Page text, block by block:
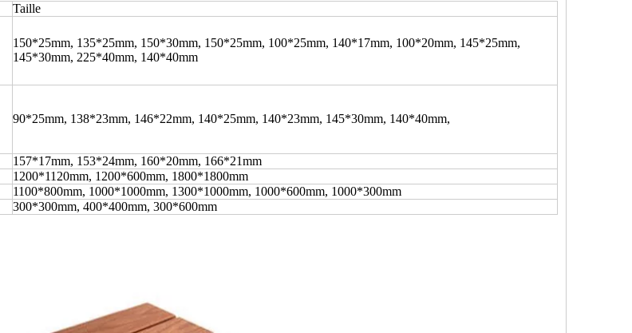
Taille
150*25mm, 135*25mm, 150*30mm, 150*25mm, 100*25mm, 140*17mm, 100*20mm, 145*25mm,
145*30mm, 225*40mm, 140*40mm
90*25mm, 138*23mm, 146*22mm, 140*25mm, 140*23mm, 145*30mm, 140*40mm,
157*17mm, 153*24mm, 160*20mm, 166*21mm
1200*1120mm, 1200*600mm, 1800*1800mm
1100*800mm, 1000*1000mm, 1300*1000mm, 1000*600mm, 1000*300mm
300*300mm, 400*400mm, 300*600mm